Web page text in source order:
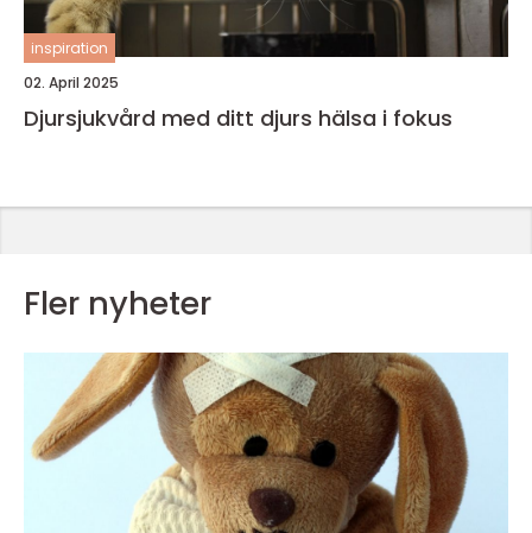
inspiration
02. April 2025
Djursjukvård med ditt djurs hälsa i fokus
Fler nyheter